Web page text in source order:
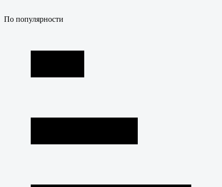
По популярности